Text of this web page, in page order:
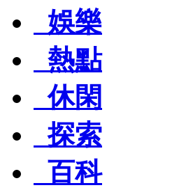
娛樂
熱點
休閑
探索
百科